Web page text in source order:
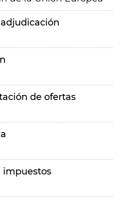
de ofertas
impuestos